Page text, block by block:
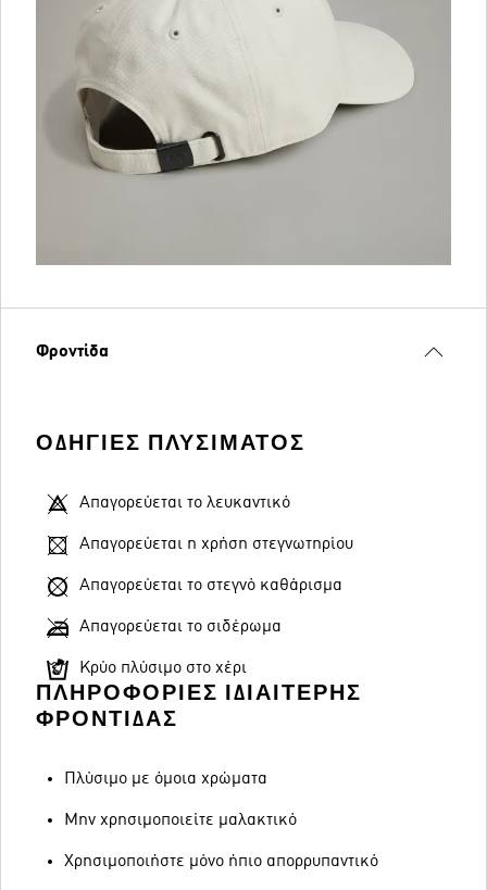
Φροντίδα
ΟΔΗΓΊΕΣ ΠΛΥΣΊΜΑΤΟΣ
Απαγορεύεται το λευκαντικό
Απαγορεύεται η χρήση στεγνωτηρίου
Απαγορεύεται το στεγνό καθάρισμα
Απαγορεύεται το σιδέρωμα
Κρύο πλύσιμο στο χέρι
ΠΛΗΡΟΦΟΡΊΕΣ ΙΔΙΑΊΤΕΡΗΣ
ΦΡΟΝΤΊΔΑΣ
Πλύσιμο με όμοια χρώματα
Μην χρησιμοποιείτε μαλακτικό
Χρησιμοποιήστε μόνο ήπιο απορρυπαντικό